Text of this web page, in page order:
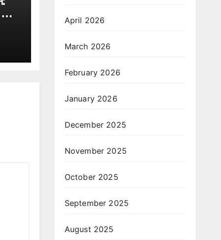
April 2026
March 2026
February 2026
January 2026
December 2025
November 2025
October 2025
September 2025
August 2025